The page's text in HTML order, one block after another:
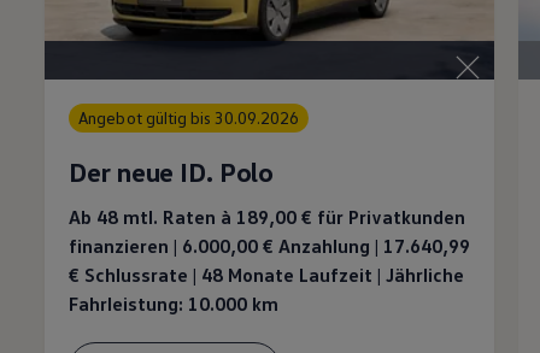
Angebot gültig bis 30.09.2026
Der neue ID. Polo
Ab 48 mtl. Raten à 189,00 € für Privatkunden
finanzieren | 6.000,00 € Anzahlung | 17.640,99
€ Schlussrate | 48 Monate Laufzeit | Jährliche
Fahrleistung: 10.000 km